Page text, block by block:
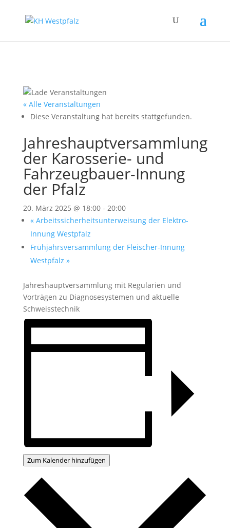
« Alle Veranstaltungen
Diese Veranstaltung hat bereits stattgefunden.
Jahreshauptversammlung
der Karosserie- und
Fahrzeugbauer-Innung
der Pfalz
20. März 2025 @ 18:00- 20:00
«Arbeitssicherheitsunterweisung der Elektro-
Innung Westpfalz
Frühjahrsversammlung der Fleischer-Innung
Westpfalz »
Jahreshauptversammlung mit Regularien und
Vorträgen zu Diagnosesystemen und aktuelle
Schweisstechnik
Zum Kalender hinzufügen